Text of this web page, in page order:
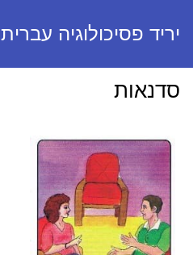
יריד פסיכולוגיה עברית
סדנאות